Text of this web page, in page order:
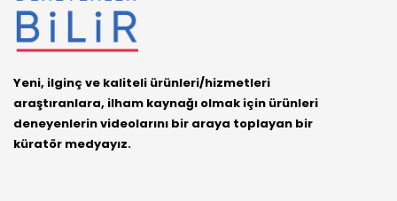
Yeni, ilginç ve kaliteli ürünleri/hizmetleri
araştıranlara, ilham kaynağı olmak için ürünleri
deneyenlerin videolarını bir araya toplayan bir
küratör medyayız.